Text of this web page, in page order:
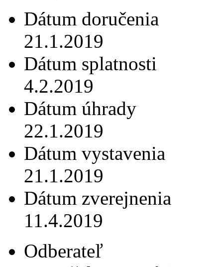
Dátum doručenia
21.1.2019
Dátum splatnosti
4.2.2019
Dátum úhrady
22.1.2019
Dátum vystavenia
21.1.2019
Dátum zverejnenia
11.4.2019
Odberateľ